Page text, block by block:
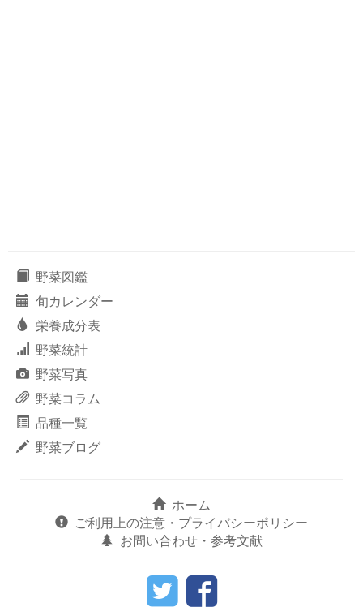
野菜図鑑
旬カレンダー
栄養成分表
野菜統計
野菜写真
野菜コラム
品種一覧
野菜ブログ
ホーム
ご利用上の注意・プライバシーポリシー
お問い合わせ・参考文献